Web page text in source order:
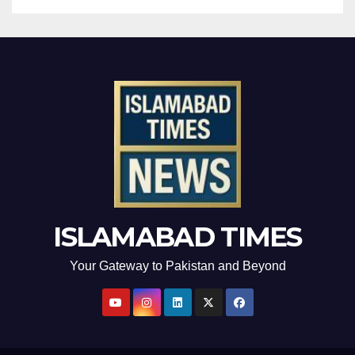
ISLAMABAD TIMES
Your Gateway to Pakistan and Beyond